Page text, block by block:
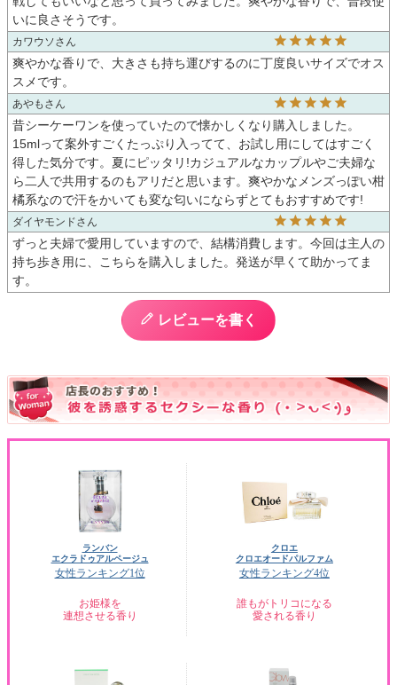
いに良さそうです。
カワウソ
爽やかな香りで、大きさも持ち運びするのに丁度良いサイズでオス
スメです。
あやも
昔シーケーワンを使っていたので懐かしくなり購入しました。
15mlって案外すごくたっぷり入ってて、お試し用にしてはすごく
得した気分です。夏にピッタリ!カジュアルなカップルやご夫婦な
ら二人で共用するのもアリだと思います。爽やかなメンズっぽい柑
橘系なので汗をかいても変な匂いにならずとてもおすすめです!
ダイヤモンド
ずっと夫婦で愛用していますので、結構消費します。今回は主人の
持ち歩き用に、こちらを購入しました。発送が早くて助かってま
す。
レビューを書く
ランバン
エクラドゥアルページュ
女性ランキング1位
お姫様を
連想させる香り
クロエ
クロエオードパルファム
女性ランキング4位
誰もがトリコになる
愛される香り